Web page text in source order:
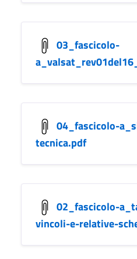
03_fascicolo-
04_fascicolo-
tecnica.pdf
02_fascicolo-
vincoli-e-relative-